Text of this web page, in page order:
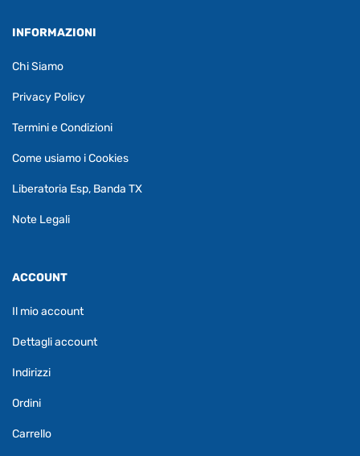
INFORMAZIONI
Chi Siamo
Privacy Policy
Termini e Condizioni
Come usiamo i Cookies
Liberatoria Esp, Banda TX
Note Legali
ACCOUNT
Il mio account
Dettagli account
Indirizzi
Ordini
Carrello